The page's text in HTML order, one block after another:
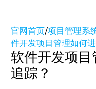
官网首页/项目管理系
件开发项目管理如何
软件开发项目
追踪？